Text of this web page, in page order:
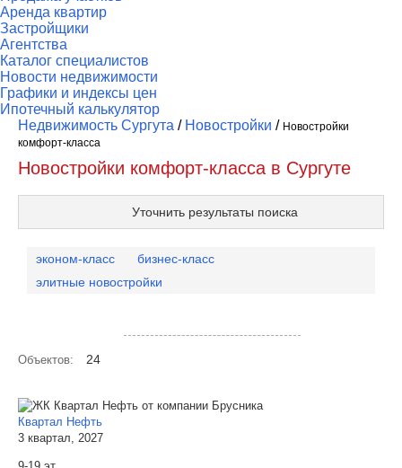
Аренда квартир
Застройщики
Агентства
Каталог специалистов
Новости недвижимости
Графики и индексы цен
Ипотечный калькулятор
Недвижимость Сургута / Новостройки / Новостройки
комфорт-класса
Новостройки комфорт-класса в Сургуте
Уточнить результаты поиска
эконом-класс
бизнес-класс
элитные новостройки
Объектов: 24
Квартал Нефть
3 квартал, 2027